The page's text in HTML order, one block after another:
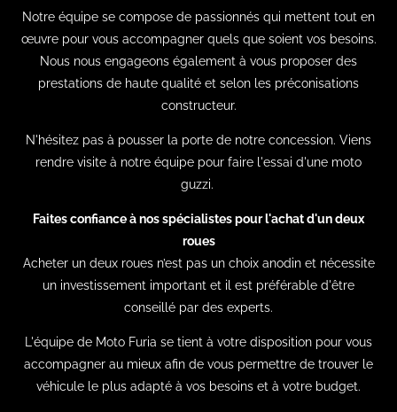
Notre équipe se compose de passionnés qui mettent tout en
œuvre pour vous accompagner quels que soient vos besoins.
Nous nous engageons également à vous proposer des
prestations de haute qualité et selon les préconisations
constructeur.
N'hésitez pas à pousser la porte de notre concession. Viens
rendre visite à notre équipe pour faire l'essai d'une moto
guzzi.
Faites confiance à nos spécialistes pour l'achat d'un deux
roues
Acheter un deux roues n’est pas un choix anodin et nécessite
un investissement important et il est préférable d'être
conseillé par des experts.
L'équipe de Moto Furia se tient à votre disposition pour vous
accompagner au mieux afin de vous permettre de trouver le
véhicule le plus adapté à vos besoins et à votre budget.